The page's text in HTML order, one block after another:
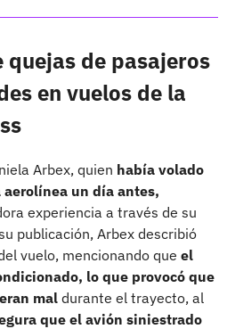
quejas de pasajeros
en vuelos de la
Arbex, quien había volado
un día antes,
experiencia a través de su
publicación, Arbex describió
vuelo, mencionando que el
lo que provocó que
mal durante el trayecto, al
que el avión siniestrado